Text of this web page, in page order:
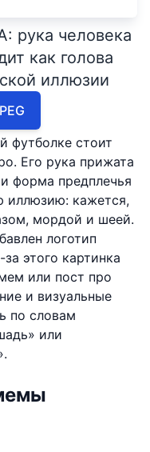
рука человека
как голова
иллюзии
футболке стоит
Его рука прижата
форма предплечья
иллюзию: кажется,
мордой и шеей.
логотип
этого картинка
или пост про
и визуальные
по словам
или